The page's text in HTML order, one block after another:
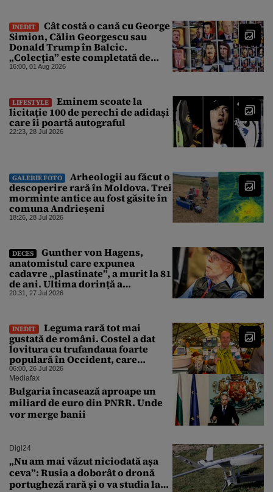
INEDIT
Cât costă o cană cu George
Simion, Călin Georgescu sau
Donald Trump în Balcic.
„Colecția” este completată de
Nicușor Dan, Ceaușescu și Stalin
16:00, 01 Aug 2026
LIFESTYLE
Eminem scoate la
licitație 100 de perechi de adidași
care îi poartă autograful
22:23, 28 Jul 2026
GALERIE FOTO
Arheologii au făcut o
descoperire rară în Moldova. Trei
morminte antice au fost găsite în
comuna Andrieșeni
18:26, 28 Jul 2026
DECES
Gunther von Hagens,
anatomistul care expunea
cadavre „plastinate”, a murit la 81
de ani. Ultima dorință a
„Doctorului morții”
20:31, 27 Jul 2026
INEDIT
Leguma rară tot mai
gustată de români. Costel a dat
lovitura cu trufandaua foarte
populară în Occident, care
schimbă savoarea unui desert
06:00, 26 Jul 2026
Mediafax
Bulgaria încasează aproape un
miliard de euro din PNRR. Unde
vor merge banii
Digi24
„Nu am mai văzut niciodată așa
ceva”: Rusia a doborât o dronă
portugheză rară și o va studia la